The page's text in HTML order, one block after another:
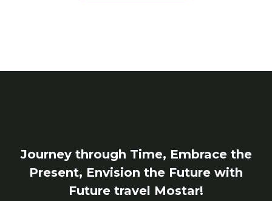
Journey through Time, Embrace the
Present, Envision the Future with
Future travel Mostar!